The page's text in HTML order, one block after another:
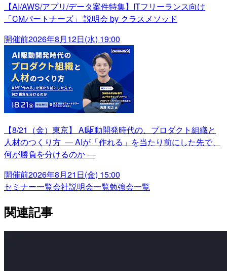
【AI/AWS/アプリ/データ案件特集】ITフリーランス向け
「CMパートナーズ」 説明会 by クラスメソッド
開催前2026年8月12日(水) 19:00
【8/21（金）東京】 AI駆動開発時代の、プロダクト組織と
人材のつくり方 ― AIが「作れる」を当たり前にした先で、
何が勝負を分けるのか ―
開催前2026年8月21日(金) 15:00
セミナー一覧会社説明会一覧勉強会一覧
関連記事